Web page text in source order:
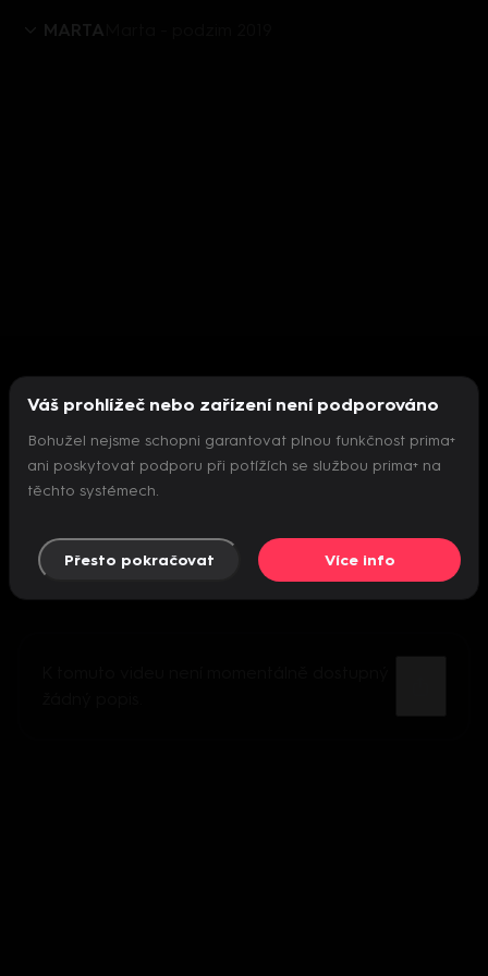
MARTA
Nepodařilo se inicializovat přehrávač
Váš prohlížeč nebo zařízení není podporováno
Bohužel nejsme schopni garantovat plnou funkčnost prima+
ani poskytovat podporu při potížích se službou prima+ na
těchto systémech.
Přesto pokračovat Více info